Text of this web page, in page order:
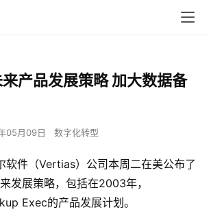
产品发展策略 加大数据备
05月09日 数字化转型
件（Vertias）公司本周二在美公布了
发展策略，包括在2003年，
Exec的产品发展计划。